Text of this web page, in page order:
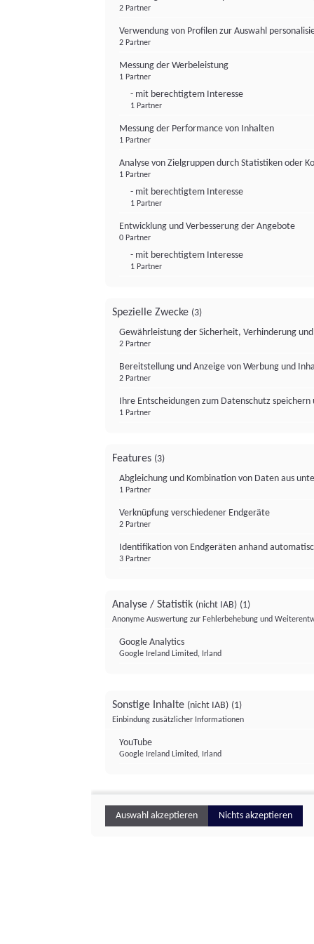
2 Partner
Verwendung von Profilen zur Auswahl
2 Partner
Messung der Werbeleistung
1 Partner
- mit berechtigtem Interesse
1 Partner
Messung der Performance von Inhalten
1 Partner
Analyse von Zielgruppen durch Statistiken oder
1 Partner
- mit berechtigtem Interesse
1 Partner
Entwicklung und Verbesserung der Angebote
0 Partner
- mit berechtigtem Interesse
1 Partner
Spezielle Zwecke (3)
Gewährleistung der Sicherheit, Verhinderung
2 Partner
Bereitstellung und Anzeige von Werbung und
2 Partner
Ihre Entscheidungen zum Datenschutz
1 Partner
Features (3)
Abgleichung und Kombination von Daten aus
1 Partner
Verknüpfung verschiedener Endgeräte
2 Partner
Identifikation von Endgeräten anhand
3 Partner
Analyse / Statistik (nicht IAB) (1)
Anonyme Auswertung zur Fehlerbehebung und
Google Analytics
Google Ireland Limited, Irland
Sonstige Inhalte (nicht IAB) (1)
Einbindung zusätzlicher Informationen
YouTube
Google Ireland Limited, Irland
Auswahl akzeptieren Nichts akzeptieren